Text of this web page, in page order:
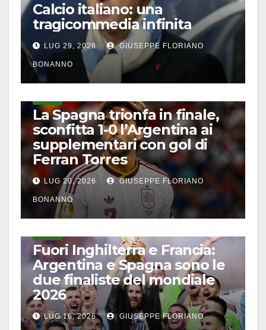
Calcio italiano: una
tragicommedia infinita
LUG 29, 2026 GIUSEPPE FLORIANO
BONANNO
La Spagna trionfa in finale,
sconfitta 1-0 l’Argentina ai
supplementari con gol di
Ferran Torres
LUG 20, 2026 GIUSEPPE FLORIANO
BONANNO
Fuori Inghilterra e Francia:
Argentina e Spagna sono le
due finaliste del mondiale
2026
LUG 16, 2026 GIUSEPPE FLORIANO